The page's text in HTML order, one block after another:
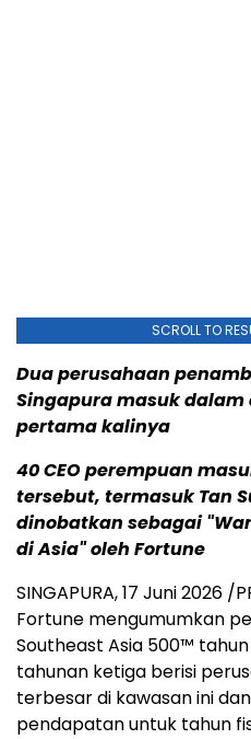
SCROLL TO
Dua perusahaan
Singapura masuk
pertama kalinya
40 CEO perempuan
tersebut, termasuk Tan
dinobatkan sebagai
di Asia" oleh Fortune
SINGAPURA,17 Juni 2026 /
Fortune mengumumkan
Southeast Asia 500™
tahunan ketiga berisi
terbesar di kawasan ini
pendapatan untuk tahun